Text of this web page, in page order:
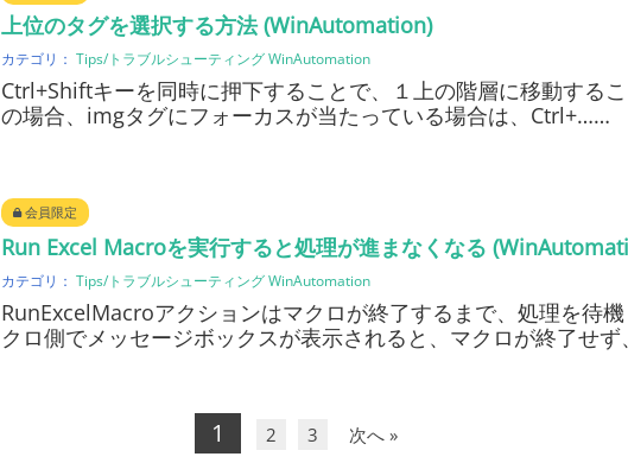
上位のタグを選択する方法 (WinAutomation)
カテゴリ： Tips/トラブルシューティングWinAutomation
Ctrl+Shiftキーを同時に押下することで、１上の階層に移動する
の場合、imgタグにフォーカスが当たっている場合は、Ctrl+……
会員限定
Run Excel Macroを実行すると処理が進まなくなる
カテゴリ： Tips/トラブルシューティングWinAutomation
RunExcelMacroアクションはマクロが終了するまで、処理を待
クロ側でメッセージボックスが表示されると、マクロが終了せ
1 2 3 次へ »